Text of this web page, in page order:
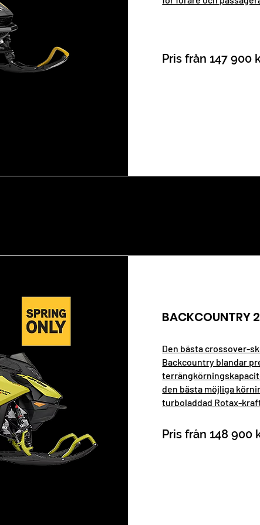
Pris från 147 900
BACKCOUNTRY
Den bästa crossover-
Backcountry blandar
den bästa möjliga
turboladdad Rotax-
Pris från 148 900